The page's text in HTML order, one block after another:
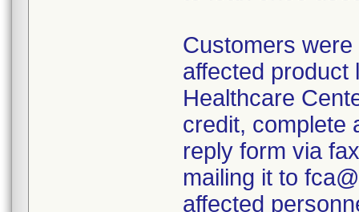
Customers
affected product
Healthcare
credit, complete
reply form via
mailing it to
affected